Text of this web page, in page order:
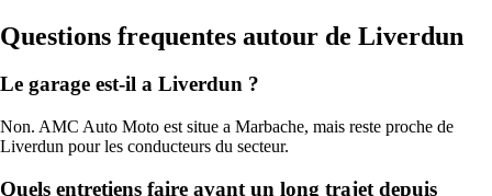
Questions frequentes autour de Liverdun
Le garage est-il a Liverdun ?
Non. AMC Auto Moto est situe a Marbache, mais reste proche de
Liverdun pour les conducteurs du secteur.
Quels entretiens faire avant un long trajet depuis